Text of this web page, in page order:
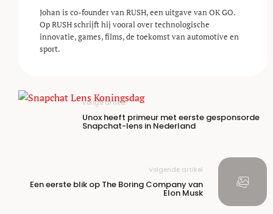
Johan is co-founder van RUSH, een uitgave van OK GO.
Op RUSH schrijft hij vooral over technologische
innovatie, games, films, de toekomst van automotive en
sport.
Vorige artikel
Unox heeft primeur met eerste gesponsorde
Snapchat-lens in Nederland
Volgende artikel
Een eerste blik op The Boring Company van
Elon Musk